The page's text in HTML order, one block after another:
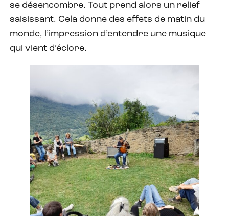
se désencombre. Tout prend alors un relief
saisissant. Cela donne des effets de matin du
monde, l’impression d’entendre une musique
qui vient d’éclore.